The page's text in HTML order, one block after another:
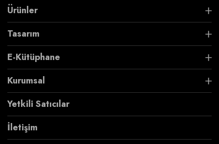
Ürünler
Tasarım
E-Kütüphane
Kurumsal
Yetkili Satıcılar
İletişim